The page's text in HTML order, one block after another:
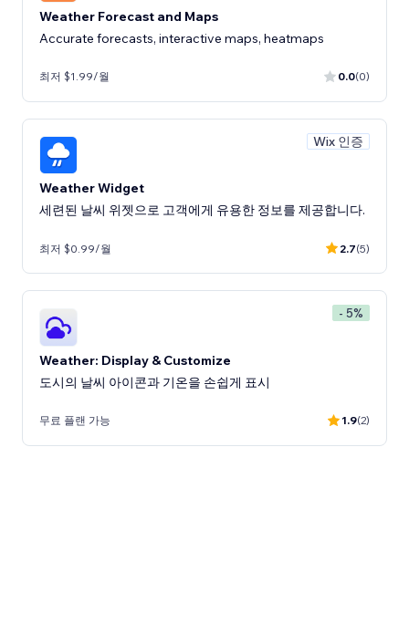
Weather Forecast and Maps
Accurate forecasts, interactive maps, heatmaps
최저 $1.99/월 0.0(0)
Wix 인증
Weather Widget
세련된 날씨 위젯으로 고객에게 유용한 정보를 제공합니다.
최저 $0.99/월 2.7(5)
- 5%
Weather: Display & Customize
도시의 날씨 아이콘과 기온을 손쉽게 표시
무료 플랜 가능 1.9(2)